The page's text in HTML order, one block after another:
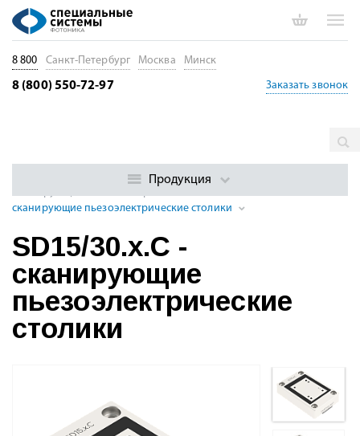
Пьезоэлектрические позиционеры
сканирующие пьезоэлектрические столики
SD15/30.x.C -
сканирующие
пьезоэлектрические
столики
8 800 Санкт-Петербург Москва Минск
8 (800) 550-72-97 Заказать звонок
Продукция